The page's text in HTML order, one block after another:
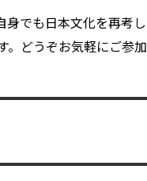
でも日本文化を再考
どうぞお気軽にご参加